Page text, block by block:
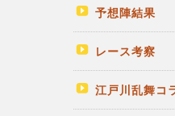
予想陣結果
レース考察
江戸川乱舞コ